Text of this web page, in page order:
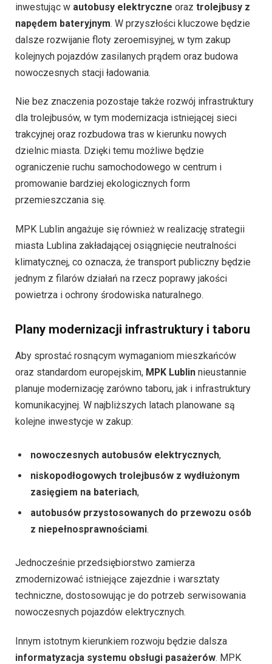
inwestując w autobusy elektryczne oraz trolejbusy z
napędem bateryjnym. W przyszłości kluczowe będzie
dalsze rozwijanie floty zeroemisyjnej, w tym zakup
kolejnych pojazdów zasilanych prądem oraz budowa
nowoczesnych stacji ładowania.
Nie bez znaczenia pozostaje także rozwój infrastruktury
dla trolejbusów, w tym modernizacja istniejącej sieci
trakcyjnej oraz rozbudowa tras w kierunku nowych
dzielnic miasta. Dzięki temu możliwe będzie
ograniczenie ruchu samochodowego w centrum i
promowanie bardziej ekologicznych form
przemieszczania się.
MPK Lublin angażuje się również w realizację strategii
miasta Lublina zakładającej osiągnięcie neutralności
klimatycznej, co oznacza, że transport publiczny będzie
jednym z filarów działań na rzecz poprawy jakości
powietrza i ochrony środowiska naturalnego.
Plany modernizacji infrastruktury i taboru
Aby sprostać rosnącym wymaganiom mieszkańców
oraz standardom europejskim, MPK Lublin nieustannie
planuje modernizację zarówno taboru, jak i infrastruktury
komunikacyjnej. W najbliższych latach planowane są
kolejne inwestycje w zakup:
nowoczesnych autobusów elektrycznych,
niskopodłogowych trolejbusów z wydłużonym
zasięgiem na bateriach,
autobusów przystosowanych do przewozu osób
z niepełnosprawnościami.
Jednocześnie przedsiębiorstwo zamierza
zmodernizować istniejące zajezdnie i warsztaty
techniczne, dostosowując je do potrzeb serwisowania
nowoczesnych pojazdów elektrycznych.
Innym istotnym kierunkiem rozwoju będzie dalsza
informatyzacja systemu obsługi pasażerów. MPK